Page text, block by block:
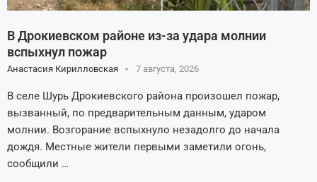
В Дрокиевском районе из-за удара молнии
вспыхнул пожар
Анастасия Кирилловская 7 августа, 2026
В селе Шурь Дрокиевского района произошел пожар,
вызванный, по предварительным данным, ударом
молнии. Возгорание вспыхнуло незадолго до начала
дождя. Местные жители первыми заметили огонь,
сообщили …